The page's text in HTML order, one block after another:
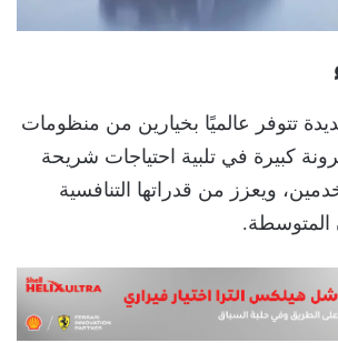
أريزو 8 الجديدة تتوفر عالميًا بخيارين من منظومات
كبيرة في تلبية احتياجات شريحة
ويعزز من قدراتها التنافسية
المتوسطة.